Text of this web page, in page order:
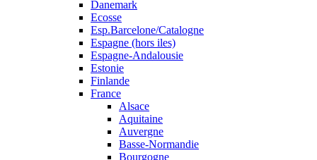
Danemark
Ecosse
Esp.Barcelone/Catalogne
Espagne (hors iles)
Espagne-Andalousie
Estonie
Finlande
France
Alsace
Aquitaine
Auvergne
Basse-Normandie
Bourgogne